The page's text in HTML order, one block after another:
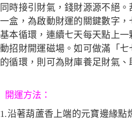
同時接引財氣，錢財源源不絕
一盒，為啟動財運的關鍵數字
基本循環，連續七天每天點上
動招財開運磁場。如可做滿「
的循環，則可為財庫養足財氣、
開運方法：
1.沿著葫蘆香上端的元寶邊緣點